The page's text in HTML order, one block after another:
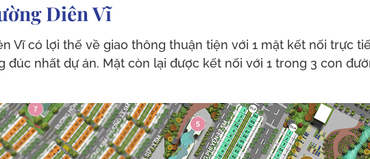
Diên Vĩ
Vĩ có lợi thế về giao thông thuận tiện với 1 mặt kết nối trực
đúc nhất dự án. Mặt còn lại được kết nối với 1 trong 3 con